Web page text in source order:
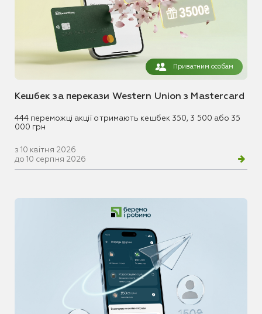
Приватним особам
Кешбек за перекази Western Union з Mastercard
444 переможці акції отримають кешбек 350, 3 500 або 35
000 грн
з 10 квітня 2026
до 10 серпня 2026